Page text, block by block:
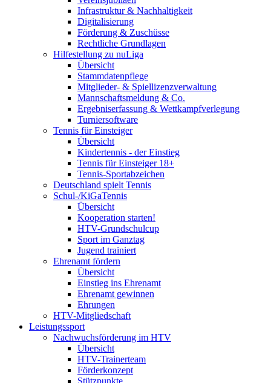
Infrastruktur & Nachhaltigkeit
Digitalisierung
Förderung & Zuschüsse
Rechtliche Grundlagen
Hilfestellung zu nuLiga
Übersicht
Stammdatenpflege
Mitglieder- & Spiellizenzverwaltung
Mannschaftsmeldung & Co.
Ergebniserfassung & Wettkampfverlegung
Turniersoftware
Tennis für Einsteiger
Übersicht
Kindertennis - der Einstieg
Tennis für Einsteiger 18+
Tennis-Sportabzeichen
Deutschland spielt Tennis
Schul-/KiGaTennis
Übersicht
Kooperation starten!
HTV-Grundschulcup
Sport im Ganztag
Jugend trainiert
Ehrenamt fördern
Übersicht
Einstieg ins Ehrenamt
Ehrenamt gewinnen
Ehrungen
HTV-Mitgliedschaft
Leistungssport
Nachwuchsförderung im HTV
Übersicht
HTV-Trainerteam
Förderkonzept
Stützpunkte